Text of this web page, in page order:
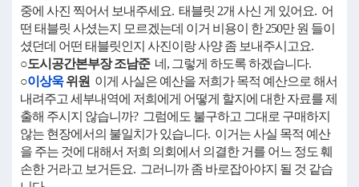
중에 사진 찍어서 보내주세요. 태블릿 2개 사신 게 있어요. 어
떤 태블릿 사셨는지 모르겠는데 이거 비용이 한 250만 원 들이
셨던데 어떤 태블릿인지 사진이랑 사양 좀 보내주시고요.
○도시공간본부장 조남준네, 그렇게 하도록 하겠습니다.
○이상욱위원 이게 사실은 예산을 저희가 목적 예산으로 해서
내려주고 세부내역에 저희에게 어떻게 할지에 대한 자료를 제
출해 주시지 않습니까? 그럼에도 불구하고 그대로 구매하지
않는 현장에서의 불일치가 있습니다. 이거는 사실 목적 예산
을 주는 것에 대해서 저희 의회에서 의결한 거를 어느 정도 훼
손한 거라고 보거든요. 그러니까 좀 바로잡아야지 될 것 같습